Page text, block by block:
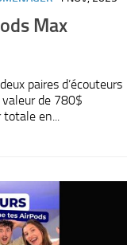
Max
paires d’écouteurs
valeur de 780$
en...